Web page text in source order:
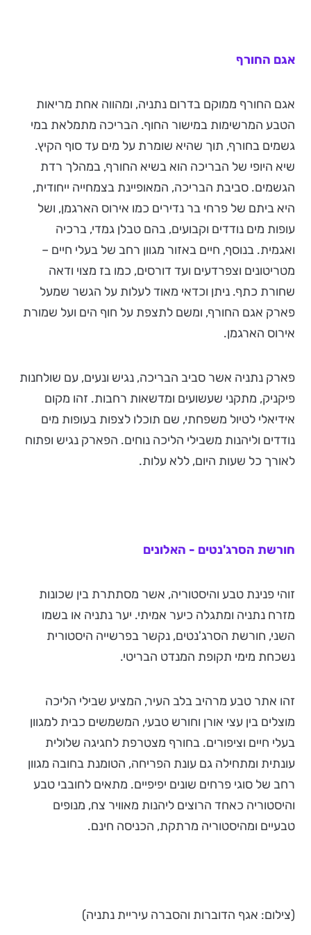
אגם החורף
אגם החורף ממוקם בדרום נתניה, ומהווה אחת מריאות
הטבע המרשימות במישור החוף. הבריכה מתמלאת במי
גשמים בחורף, תוך שהיא שומרת על מים עד סוף הקיץ.
שיא היופי של הבריכה הוא בשיא החורף, במהלך רדת
הגשמים. סביבת הבריכה, המאופיינת בצמחייה ייחודית,
היא ביתם של פרחי בר נדירים כמו אירוס הארגמן, ושל
עופות מים נודדים וקבועים, בהם טבלן גמדי, ברכיה
ואגמית. בנוסף, חיים באזור מגוון רחב של בעלי חיים –
מטריטונים וצפרדעים ועד דורסים, כמו בז מצוי ודאה
שחורת כתף. ניתן וכדאי מאוד לעלות על הגשר שמעל
פארק אגם החורף, ומשם לתצפת על חוף הים ועל שמורת
אירוס הארגמן.
פארק נתניה אשר סביב הבריכה, נגיש ונעים, עם שולחנות
פיקניק, מתקני שעשועים ומדשאות רחבות. זהו מקום
אידיאלי לטיול משפחתי, שם תוכלו לצפות בעופות מים
נודדים וליהנות משבילי הליכה נוחים. הפארק נגיש ופתוח
לאורך כל שעות היום, ללא עלות.
חורשת הסרג'נטים - האלונים
זוהי פנינת טבע והיסטוריה, אשר מסתתרת בין שכונות
מזרח נתניה ומתגלה כיער אמיתי. יער נתניה או בשמו
השני, חורשת הסרג'נטים, נקשר בפרשייה היסטורית
נשכחת מימי תקופת המנדט הבריטי.
זהו אתר טבע מרהיב בלב העיר, המציע שבילי הליכה
מוצלים בין עצי אורן וחורש טבעי, המשמשים כבית למגוון
בעלי חיים וציפורים. בחורף מצטרפת לחגיגה שלולית
עונתית ומתחילה גם עונת הפריחה, הטומנת בחובה מגוון
רחב של סוגי פרחים שונים יפיפיים. מתאים לחובבי טבע
והיסטוריה כאחד הרוצים ליהנות מאוויר צח, מנופים
טבעיים ומהיסטוריה מרתקת, הכניסה חינם.
(צילום: אגף הדוברות והסברה עיריית נתניה)